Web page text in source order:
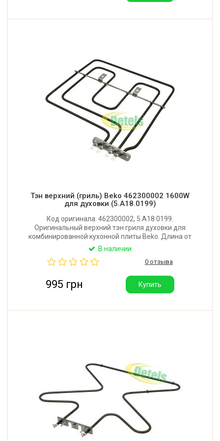
Тэн верхний (гриль) Beko 462300002 1600W
для духовки (5.A18.0199)
Код оригинала: 462300002, 5.A18.0199.
Оригинальный верхний тэн гриля духовки для
комбинированной кухонной плиты Beko. Длина от
крепежной пластины: 320 мм. Ширина: 300 мм.
Sahterm (Турция).
В наличии
0 отзыва
995 грн Купить